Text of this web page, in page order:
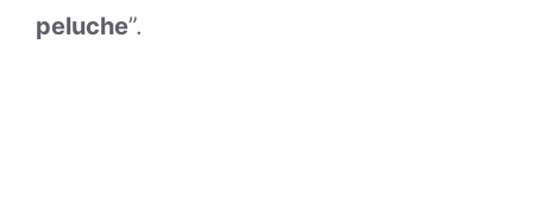
peluche”.